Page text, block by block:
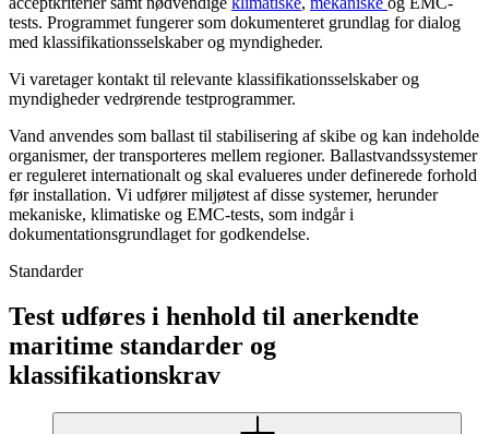
tests. Programmet fungerer som dokumenteret grundlag for dialog
med klassifikationsselskaber og myndigheder.
Vi varetager kontakt til relevante klassifikationsselskaber og
myndigheder vedrørende testprogrammer.
Vand anvendes som ballast til stabilisering af skibe og kan indeholde
organismer, der transporteres mellem regioner. Ballastvandssystemer
er reguleret internationalt og skal evalueres under definerede forhold
før installation. Vi udfører miljøtest af disse systemer, herunder
mekaniske, klimatiske og EMC-tests, som indgår i
dokumentationsgrundlaget for godkendelse.
Standarder
Test udføres i henhold til anerkendte
maritime standarder og
klassifikationskrav